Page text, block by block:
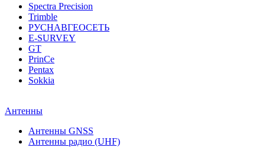
Spectra Precision
Trimble
РУСНАВГЕОСЕТЬ
E-SURVEY
GT
PrinCe
Pentax
Sokkia
Антенны
Антенны GNSS
Антенны радио (UHF)